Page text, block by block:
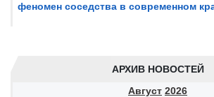
феномен соседства в современном
АРХИВ НОВОСТЕЙ
Август 2026